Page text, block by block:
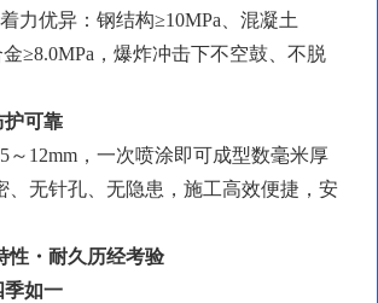
力优异：钢结构≥10MPa、混凝土
≥8.0MPa，爆炸冲击下不空鼓、不脱
护可靠
5～12mm，一次喷涂即可成型数毫米厚
、无针孔、无隐患，施工高效便捷，安
性・耐久历经考验
季如一